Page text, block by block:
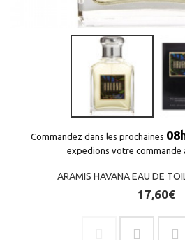
Commandez dans les prochaines
expedions votre commande
ARAMIS HAVANA EAU DE
17,60€